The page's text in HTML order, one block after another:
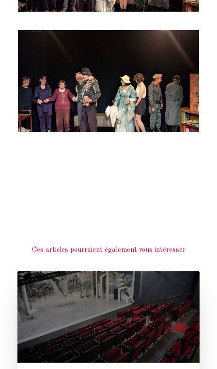
Ces articles pourraient également vous intéresser